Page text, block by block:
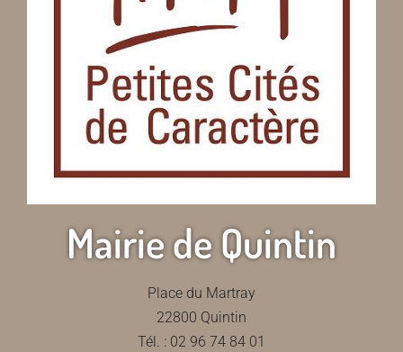
Mairie de Quintin
Place du Martray
22800 Quintin
Tél. : 02 96 74 84 01